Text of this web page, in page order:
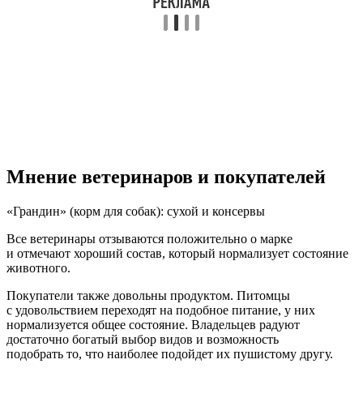
Мнение ветеринаров и покупателей
«Грандин» (корм для собак): сухой и консервы
Все ветеринары отзываются положительно о марке
и отмечают хороший состав, который нормализует состояние
животного.
Покупатели также довольны продуктом. Питомцы
с удовольствием переходят на подобное питание, у них
нормализуется общее состояние. Владельцев радуют
достаточно богатый выбор видов и возможность
подобрать то, что наиболее подойдет их пушистому другу.